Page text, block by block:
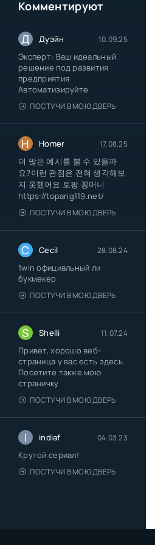
Комментируют
Д Дуэйн 10.09.25
Эксперт: Ваш идеальный
решение под развития
предприятия
Автоматизируйте
ПОСТУЧИ В МОЮ ДВЕРЬ
H Homer 17.08.25
더 많은 예시를 볼 수 있을까
요?이런 관점은 전혀 생각해보
지 못했어요 토팡 꽁머니
https://topang119.net/
ПОСТУЧИ В МОЮ ДВЕРЬ
C Cecil 28.08.24
1win официальный ли
букмекер
ПОСТУЧИ В МОЮ ДВЕРЬ
S Shelli 11.07.24
Привет, хорошо веб-
страница у вас есть здесь.
Посетите также мою
страничку
ПОСТУЧИ В МОЮ ДВЕРЬ
I indiaf 04.03.23
Крутой сериал!
ПОСТУЧИ В МОЮ ДВЕРЬ